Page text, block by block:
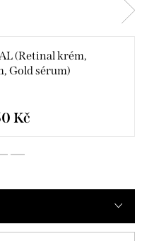
(Retinal krém,
Gold sérum)
Kč